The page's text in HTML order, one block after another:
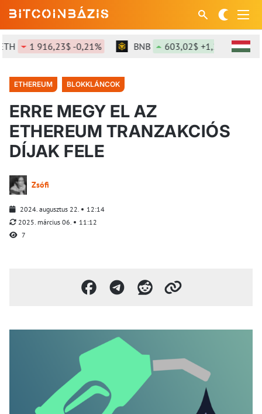
1 916,23$ -0,21% BNB 603,02$ +1,26% SOL
ETHEREUM BLOKKLÁNCOK
ERRE MEGY EL AZ
ETHEREUM TRANZAKCIÓS
DÍJAK FELE
Zsófi
2024. augusztus 22.
12:14
2025. március 06.
11:12
7